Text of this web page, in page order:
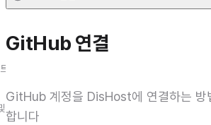
GitHub
GitHub 연결
GitHub 계정을 DisHost에 연결하는 방
합니다